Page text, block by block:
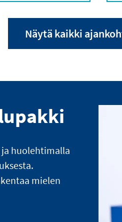
Näytä kaikki
huolehtimalla
mielen